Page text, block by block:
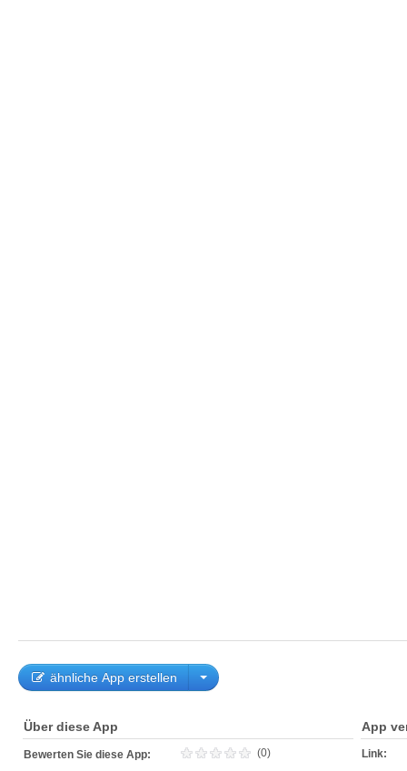
ähnliche App erstellen
Über diese App
Bewerten Sie diese App: (0)
App
Link: